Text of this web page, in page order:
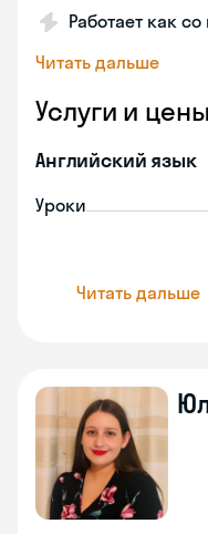
Работает как
Читать дальше
Услуги и цены
Английский язык
Уроки
Читать дальше